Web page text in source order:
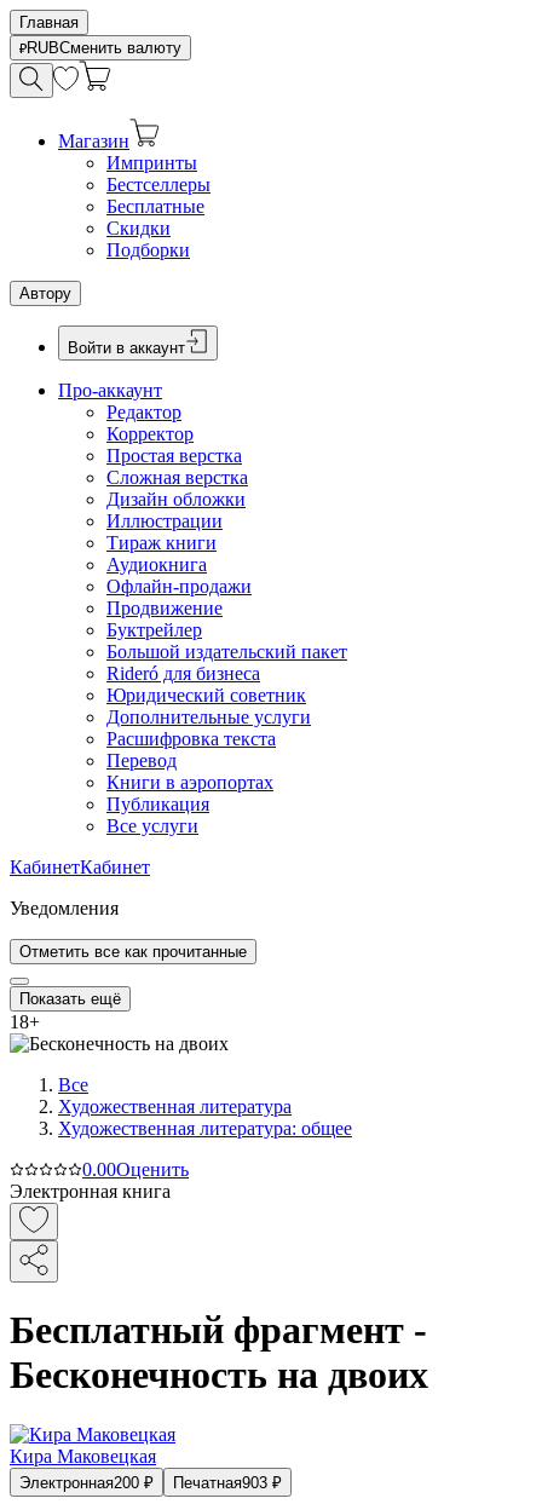
Главная
RUBСменить валюту
Магазин
Импринты
Бестселлеры
Бесплатные
Скидки
Подборки
Автору
Войти в аккаунт
Про-аккаунт
Редактор
Корректор
Простая верстка
Сложная верстка
Дизайн обложки
Иллюстрации
Тираж книги
Аудиокнига
Офлайн-продажи
Продвижение
Буктрейлер
Большой издательский пакет
Rideró для бизнеса
Юридический советник
Дополнительные услуги
Расшифровка текста
Перевод
Книги в аэропортах
Публикация
Все услуги
КабинетКабинет
Уведомления
Отметить все как прочитанные
Показать ещё
18+
Все
Художественная литература
Художественная литература: общее
0.00Оценить
Электронная книга
Бесплатный фрагмент -
Бесконечность на двоих
Кира Маковецкая
Электронная200 ₽ Печатная903 ₽